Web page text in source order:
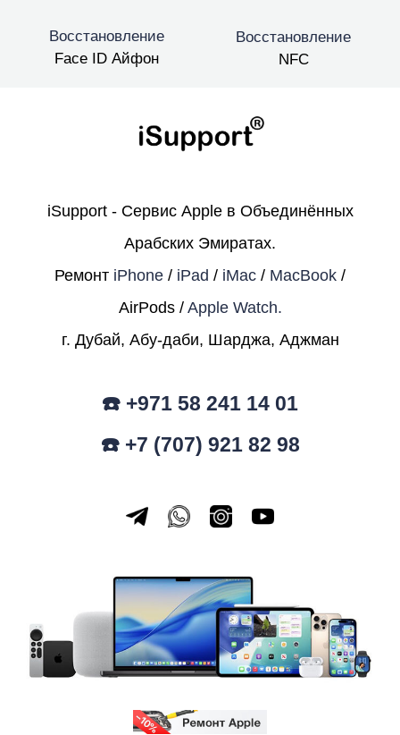
Восстановление
Face ID Айфон
Восстановление
NFC
iSupport - Сервис Apple в Объединённых
Арабских Эмиратах.
Ремонт iPhone / iPad / iMac / MacBook /
AirPods / Apple Watch.
г. Дубай, Абу-даби, Шарджа, Аджман
☎️ +971 58 241 14 01
☎️ +7 (707) 921 82 98